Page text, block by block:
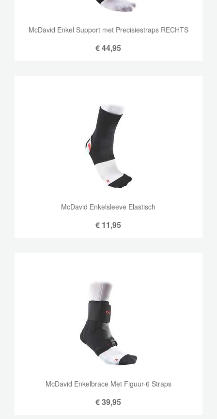
McDavid Enkel Support met Precisiestraps RECHTS
€44,95
McDavid Enkelsleeve Elastisch
€ 11,95
McDavid Enkelbrace Met Figuur-6 Straps
€39,95